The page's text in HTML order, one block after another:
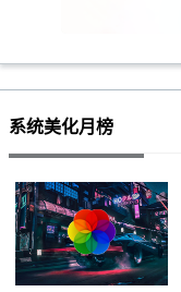
系统美化月榜